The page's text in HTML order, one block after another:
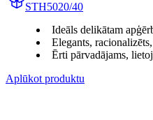
STH5020/40
Ideāls delikātam
Elegants,
Ērti pārvadājams,
Aplūkot produktu